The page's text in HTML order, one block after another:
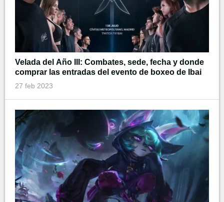
Velada del Año III: Combates, sede, fecha y donde
comprar las entradas del evento de boxeo de Ibai
27 feb 2023